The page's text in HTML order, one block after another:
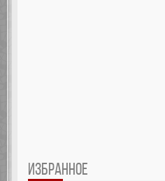
ИЗБРАННОЕ